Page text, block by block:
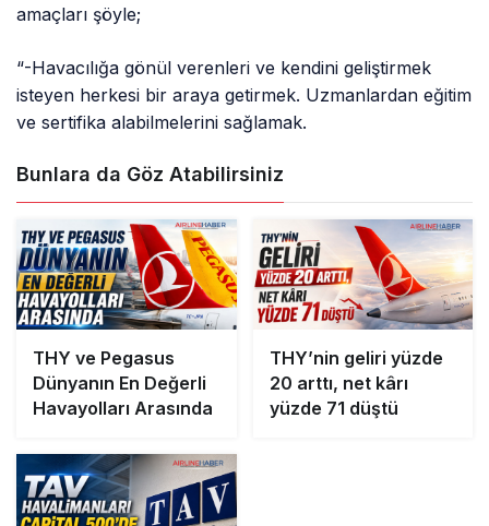
amaçları şöyle;
“-Havacılığa gönül verenleri ve kendini geliştirmek
isteyen herkesi bir araya getirmek. Uzmanlardan eğitim
ve sertifika alabilmelerini sağlamak.
Bunlara da Göz Atabilirsiniz
THY ve Pegasus
Dünyanın En Değerli
Havayolları Arasında
THY’nin geliri yüzde
20 arttı, net kârı
yüzde 71 düştü